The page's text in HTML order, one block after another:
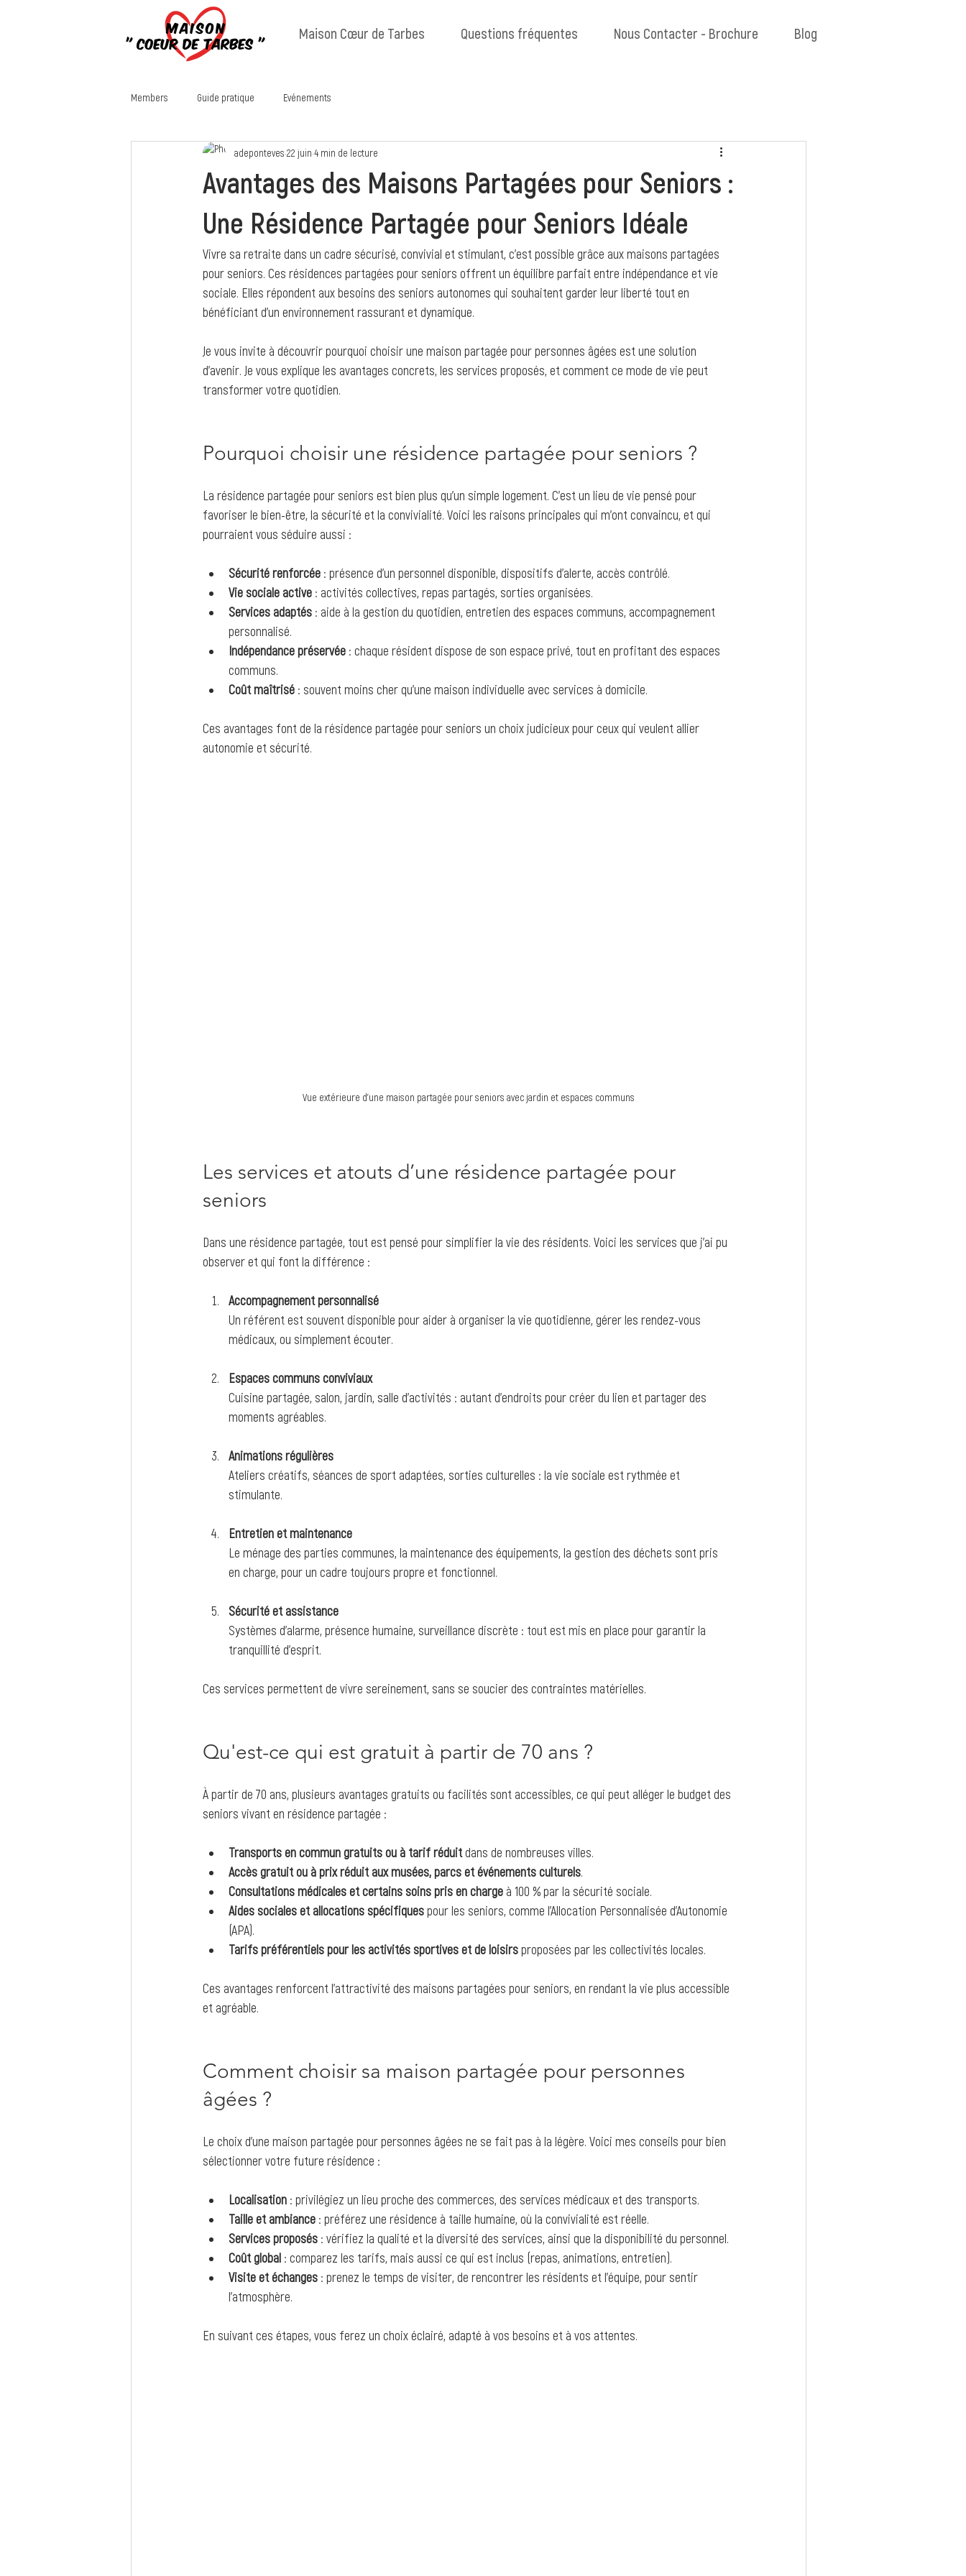
Maison Cœur de Tarbes Questions fréquentes Nous Contacter - Brochure Blog
Members Guide pratique Evénements
Avantages des Maisons Partagées pour Seniors :
Une Résidence Partagée pour Seniors Idéale
adeponteves 22 juin 4 min de lecture
Vivre sa retraite dans un cadre sécurisé, convivial et stimulant, c’est possible grâce aux maisons partagées
pour seniors. Ces résidences partagées pour seniors offrent un équilibre parfait entre indépendance et vie
sociale. Elles répondent aux besoins des seniors autonomes qui souhaitent garder leur liberté tout en
bénéficiant d’un environnement rassurant et dynamique.
Je vous invite à découvrir pourquoi choisir une maison partagée pour personnes âgées est une solution
d’avenir. Je vous explique les avantages concrets, les services proposés, et comment ce mode de vie peut
transformer votre quotidien.
Pourquoi choisir une résidence partagée pour seniors ?
La résidence partagée pour seniors est bien plus qu’un simple logement. C’est un lieu de vie pensé pour
favoriser le bien-être, la sécurité et la convivialité. Voici les raisons principales qui m’ont convaincu, et qui
pourraient vous séduire aussi :
Sécurité renforcée : présence d’un personnel disponible, dispositifs d’alerte, accès contrôlé.
Vie sociale active : activités collectives, repas partagés, sorties organisées.
Services adaptés : aide à la gestion du quotidien, entretien des espaces communs, accompagnement
personnalisé.
Indépendance préservée : chaque résident dispose de son espace privé, tout en profitant des espaces
communs.
Coût maîtrisé : souvent moins cher qu’une maison individuelle avec services à domicile.
Ces avantages font de la résidence partagée pour seniors un choix judicieux pour ceux qui veulent allier
autonomie et sécurité.
Vue extérieure d'une maison partagée pour seniors avec jardin et espaces communs
Les services et atouts d’une résidence partagée pour
seniors
Dans une résidence partagée, tout est pensé pour simplifier la vie des résidents. Voici les services que j’ai pu
observer et qui font la différence :
Accompagnement personnalisé
Un référent est souvent disponible pour aider à organiser la vie quotidienne, gérer les rendez-vous
médicaux, ou simplement écouter.
Espaces communs conviviaux
Cuisine partagée, salon, jardin, salle d’activités : autant d’endroits pour créer du lien et partager des
moments agréables.
Animations régulières
Ateliers créatifs, séances de sport adaptées, sorties culturelles : la vie sociale est rythmée et
stimulante.
Entretien et maintenance
Le ménage des parties communes, la maintenance des équipements, la gestion des déchets sont pris
en charge, pour un cadre toujours propre et fonctionnel.
Sécurité et assistance
Systèmes d’alarme, présence humaine, surveillance discrète : tout est mis en place pour garantir la
tranquillité d’esprit.
Ces services permettent de vivre sereinement, sans se soucier des contraintes matérielles.
Qu'est-ce qui est gratuit à partir de 70 ans ?
À partir de 70 ans, plusieurs avantages gratuits ou facilités sont accessibles, ce qui peut alléger le budget des
seniors vivant en résidence partagée :
Transports en commun gratuits ou à tarif réduit dans de nombreuses villes.
Accès gratuit ou à prix réduit aux musées, parcs et événements culturels.
Consultations médicales et certains soins pris en charge à 100 % par la sécurité sociale.
Aides sociales et allocations spécifiques pour les seniors, comme l’Allocation Personnalisée d’Autonomie
(APA).
Tarifs préférentiels pour les activités sportives et de loisirs proposées par les collectivités locales.
Ces avantages renforcent l’attractivité des maisons partagées pour seniors, en rendant la vie plus accessible
et agréable.
Comment choisir sa maison partagée pour personnes
âgées ?
Le choix d’une maison partagée pour personnes âgées ne se fait pas à la légère. Voici mes conseils pour bien
sélectionner votre future résidence :
Localisation : privilégiez un lieu proche des commerces, des services médicaux et des transports.
Taille et ambiance : préférez une résidence à taille humaine, où la convivialité est réelle.
Services proposés : vérifiez la qualité et la diversité des services, ainsi que la disponibilité du personnel.
Coût global : comparez les tarifs, mais aussi ce qui est inclus (repas, animations, entretien).
Visite et échanges : prenez le temps de visiter, de rencontrer les résidents et l’équipe, pour sentir
l’atmosphère.
En suivant ces étapes, vous ferez un choix éclairé, adapté à vos besoins et à vos attentes.